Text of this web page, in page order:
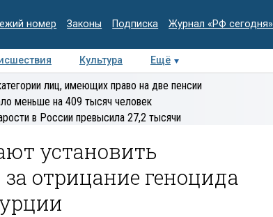
номер Законы Подписка Журнал «РФ сегодня»
Культура Ещё
Интервью Колумнисты
Деловая
лиц, имеющих право на две пенсии
меньше на 409 тысяч человек
в России превысила 27,2 тысячи
установить
отрицание геноцида